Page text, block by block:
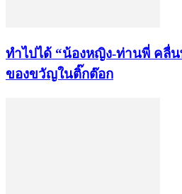
ทำไปได้ “น้องหญิง-ท่านพี่ คลื่
ของขวัญในติ๊กต๊อก